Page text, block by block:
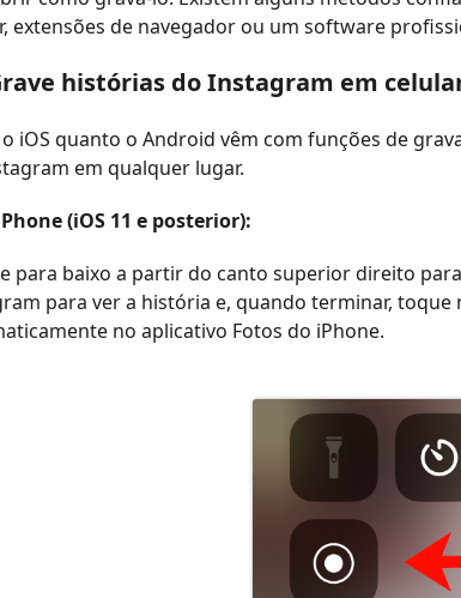
extensões de navegador ou um software
histórias do Instagram em
iOS quanto o Android vêm com funções de
em qualquer lugar.
(iOS 11 e posterior):
para baixo a partir do canto superior direito
para ver a história e, quando terminar, toque
no aplicativo Fotos do iPhone.